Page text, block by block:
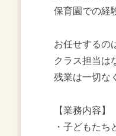
保育園での経
お任せするの
クラス担当は
残業は一切な
【業務内容】
・子どもた